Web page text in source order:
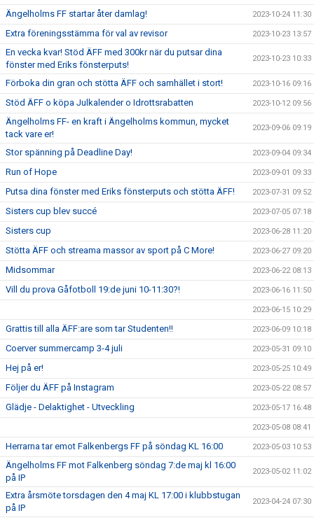
Ängelholms FF startar åter damlag! 2023-10-24 11:30
Extra föreningsstämma för val av revisor 2023-10-23 13:57
En vecka kvar! Stöd ÄFF med 300kr när du putsar dina
fönster med Eriks fönsterputs!
2023-10-23 10:33
Förboka din gran och stötta ÄFF och samhället i stort! 2023-10-16 09:16
Stöd ÄFF o köpa Julkalender o Idrottsrabatten 2023-10-12 09:56
Ängelholms FF- en kraft i Ängelholms kommun, mycket
tack vare er!
2023-09-06 09:19
Stor spänning på Deadline Day! 2023-09-04 09:34
Run of Hope 2023-09-01 09:33
Putsa dina fönster med Eriks fönsterputs och stötta ÄFF! 2023-07-31 09:52
Sisters cup blev succé 2023-07-05 07:18
Sisters cup 2023-06-28 11:20
Stötta ÄFF och streama massor av sport på C More! 2023-06-27 09:20
Midsommar 2023-06-22 08:13
Vill du prova Gåfotboll 19:de juni 10-11:30?! 2023-06-16 11:50
2023-06-15 10:29
Grattis till alla ÄFF:are som tar Studenten!! 2023-06-09 10:18
Coerver summercamp 3-4 juli 2023-05-31 09:10
Hej på er! 2023-05-25 10:49
Följer du ÄFF på Instagram 2023-05-22 08:57
Glädje - Delaktighet - Utveckling 2023-05-17 16:48
2023-05-08 08:41
Herrarna tar emot Falkenbergs FF på söndag KL 16:00 2023-05-03 10:53
Ängelholms FF mot Falkenberg söndag 7:de maj kl 16:00
på IP
2023-05-02 11:02
Extra årsmöte torsdagen den 4 maj KL 17:00 i klubbstugan
på IP
2023-04-24 07:30